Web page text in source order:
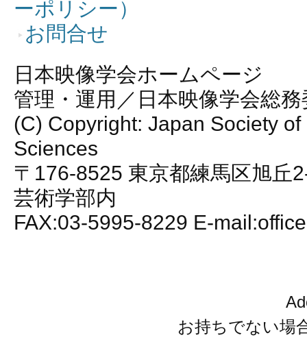
ーポリシー）
お問合せ
日本映像学会ホームページ
管理・運用／日本映像学会総
(C) Copyright: Japan Society of
Sciences
〒176-8525 東京都練馬区旭丘
芸術学部内
FAX:03-5995-8229 E-
お持ちでない場